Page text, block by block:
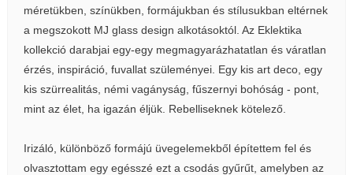
méretükben, színükben, formájukban és stílusukban eltérnek
a megszokott MJ glass design alkotásoktól. Az Eklektika
kollekció darabjai egy-egy megmagyarázhatatlan és váratlan
érzés, inspiráció, fuvallat szüleményei. Egy kis art deco, egy
kis szürrealitás, némi vagányság, fűszernyi bohóság - pont,
mint az élet, ha igazán éljük. Rebelliseknek kötelező.
Irizáló, különböző formájú üvegelemekből építettem fel és
olvasztottam egy egésszé ezt a csodás gyűrűt, amelyben az